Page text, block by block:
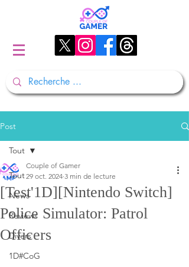
Post
Tout
News
Reviews
Divers
1D#CoG
Tout
[Test'1D][Nintendo Switch]
Police Simulator: Patrol
Officers
Couple of Gamer
29 oct. 2024 3 min de lecture